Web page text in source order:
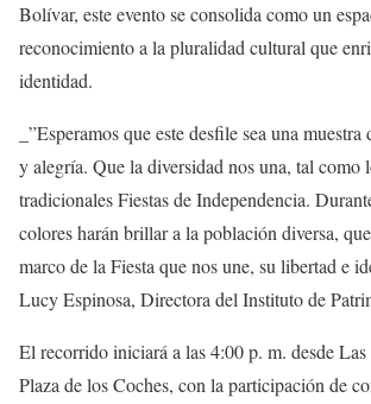
Bolívar, este evento se consolida como un
reconocimiento a la pluralidad cultural que
identidad.
_”Esperamos que este desfile sea una
y alegría. Que la diversidad nos una, tal como
tradicionales Fiestas de Independencia.
colores harán brillar a la población diversa,
marco de la Fiesta que nos une, su libertad e
Lucy Espinosa, Directora del Instituto de
El recorrido iniciará a las 4:00 p. m. desde Las
Plaza de los Coches, con la participación de